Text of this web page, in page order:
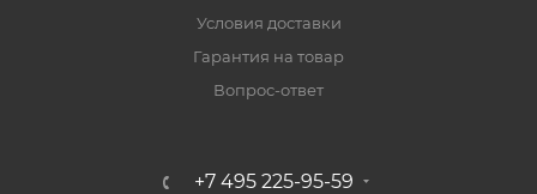
Условия доставки
Гарантия на товар
Вопрос-ответ
+7 495 225-95-59